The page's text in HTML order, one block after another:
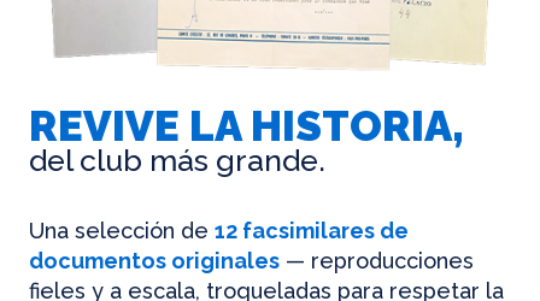
REVIVE LA HISTORIA,
del club más grande.
Una selección de 12 facsimilares de
documentos originales — reproducciones
fieles y a escala, troqueladas para respetar la